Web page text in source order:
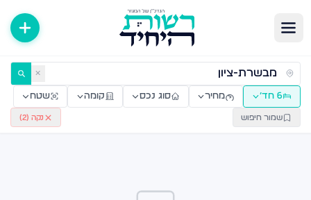
דירות למכירה ולהשכרה — רשות היחיד ✕
6 חד׳ מחיר סוג נכס קומה שטח
שמור חיפוש נקה (2
)